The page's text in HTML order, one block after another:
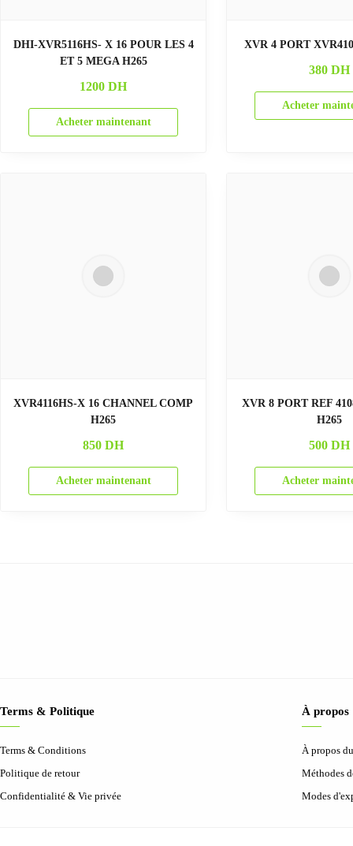
DHI-XVR5116HS- X 16 POUR LES 4
ET 5 MEGA H265
1200 DH
Acheter maintenant
XVR 4 PORT
380 DH
Acheter
XVR4116HS-X 16 CHANNEL COMP
H265
850 DH
Acheter maintenant
XVR 8 PORT REF
H265
500 DH
Acheter
Terms & Politique
Terms & Conditions
Politique de retour
Confidentialité & Vie privée
À propos
À propos
Méthodes
Modes